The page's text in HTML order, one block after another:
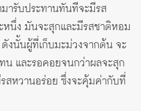
มารับประทานทันทีจะมีรส
ะหนึ่ง มันจะสุกและมีรสชาติหอม
งนั้นผู้ที่เก็บมะม่วงจากต้น จะ
น และรอคอยจนกว่าผลจะสุก
สหวานอร่อย ซึ่งจะคุ้มค่ากับที่